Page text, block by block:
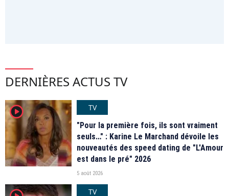
DERNIÈRES ACTUS TV
player2
TV
"Pour la première fois, ils sont vraiment
seuls…" : Karine Le Marchand dévoile les
nouveautés des speed dating de "L'Amour
est dans le pré" 2026
5 août 2026
TV